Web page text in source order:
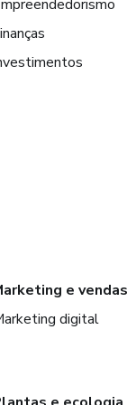
e vendas
digital